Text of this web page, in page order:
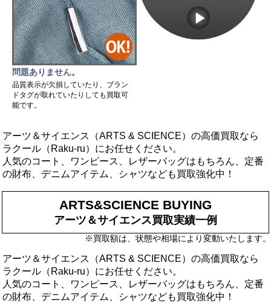
問題ありません。
品質表示が欠損していたり、ブラン
ドタグが取れていたりしても買取可
能です。
アーツ＆サイエンス（ARTS & SCIENCE）の高価買取なら
ラクール（Raku-ru）にお任せください。
人気のコート、ワンピース、レザーバッグはもちろん、定番
の財布、デニムアイテム、シャツなども買取強化中！
ARTS&SCIENCE BUYING
アーツ＆サイエンス買取実績一例
※買取額は、状態や相場により変動いたします。
アーツ＆サイエンス（ARTS & SCIENCE）の高価買取なら
ラクール（Raku-ru）にお任せください。
人気のコート、ワンピース、レザーバッグはもちろん、定番
の財布、デニムアイテム、シャツなども買取強化中！